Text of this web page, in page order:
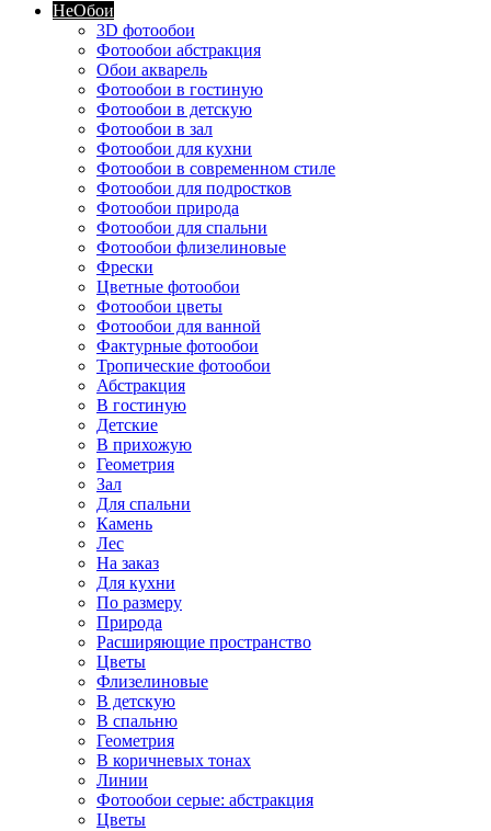
НеОбои
3D фотообои
Фотообои абстракция
Обои акварель
Фотообои в гостиную
Фотообои в детскую
Фотообои в зал
Фотообои для кухни
Фотообои в современном стиле
Фотообои для подростков
Фотообои природа
Фотообои для спальни
Фотообои флизелиновые
Фрески
Цветные фотообои
Фотообои цветы
Фотообои для ванной
Фактурные фотообои
Тропические фотообои
Абстракция
В гостиную
Детские
В прихожую
Геометрия
Зал
Для спальни
Камень
Лес
На заказ
Для кухни
По размеру
Природа
Расширяющие пространство
Цветы
Флизелиновые
В детскую
В спальню
Геометрия
В коричневых тонах
Линии
Фотообои серые: абстракция
Цветы